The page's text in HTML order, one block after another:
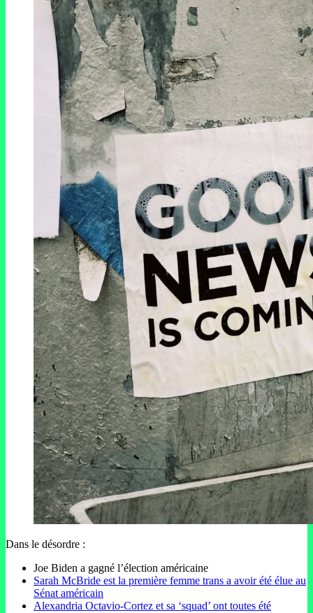
Dans le désordre :
Joe Biden a gagné l’élection américaine
Sarah McBride est la première femme trans a avoir été élue au
Sénat américain
Alexandria Octavio-Cortez et sa ‘squad’ ont toutes été